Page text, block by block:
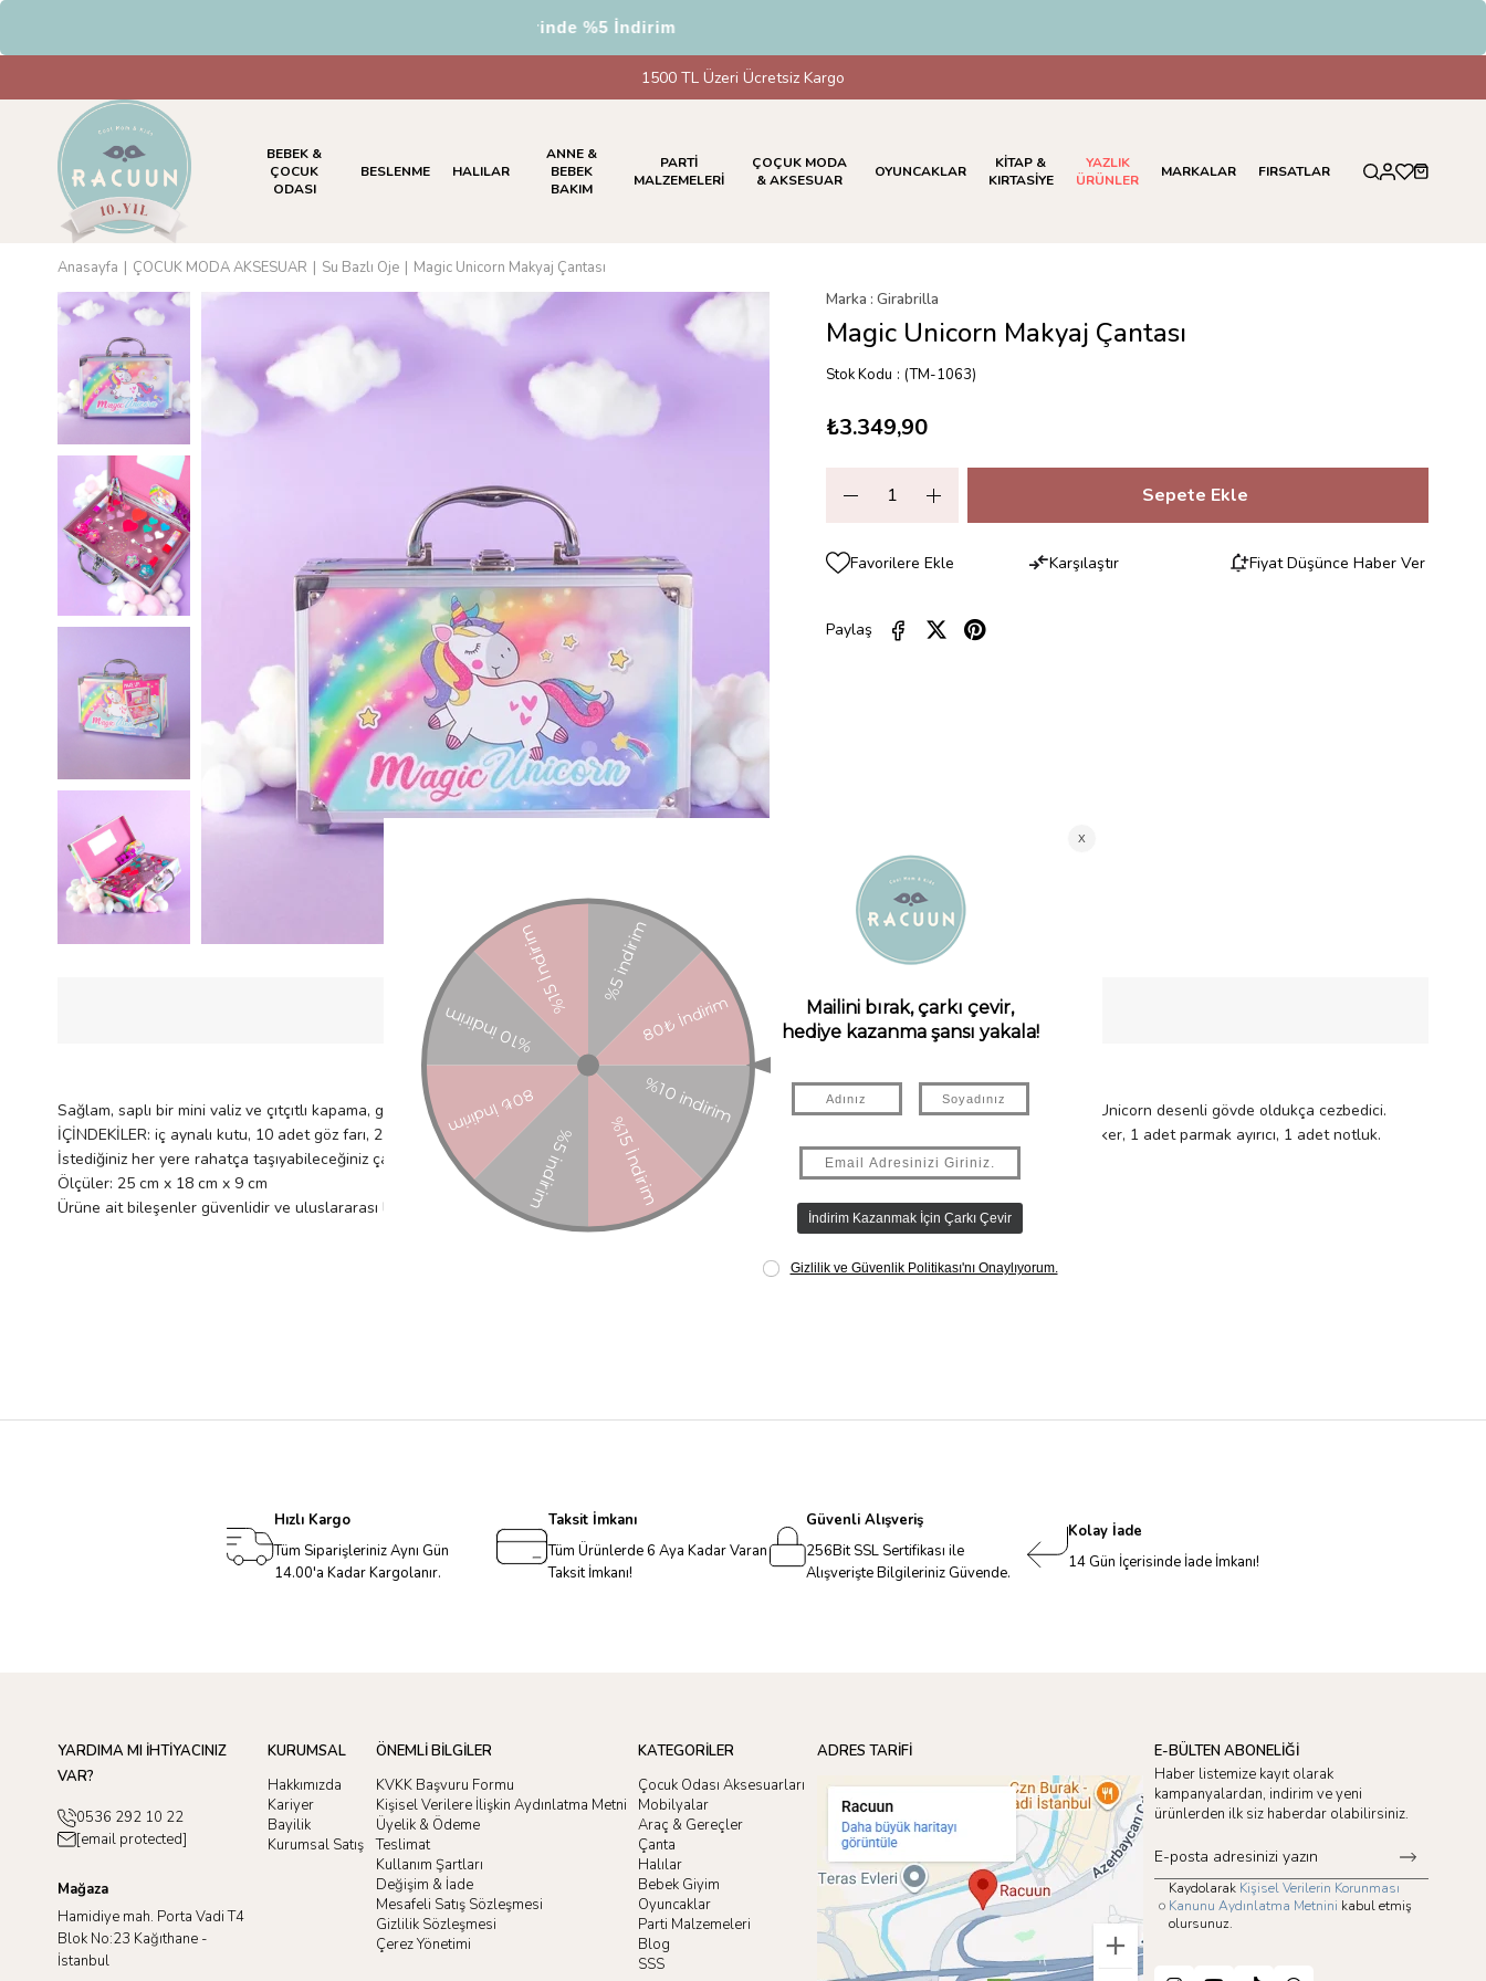
HAVALE & EFT Ödemelerinde %5 İndirim
1500 TL Üzeri Ücretsiz Kargo
BEBEK &
ÇOCUK
ODASI
BESLENME HALILAR
ANNE &
BEBEK
BAKIM
PARTİ
MALZEMELERİ
ÇOÇUK MODA
& AKSESUAR
OYUNCAKLAR
KİTAP &
KIRTASİYE
YAZLIK
ÜRÜNLER
MARKALAR FIRSATLAR
Anasayfa ÇOCUK MODA AKSESUAR Su Bazlı Oje Magic Unicorn Makyaj Çantası
Marka : Girabrilla
Magic Unicorn Makyaj Çantası
Stok Kodu (TM-1063)
₺3.349,90
Favorilere Ekle Karşılaştır Fiyat Düşünce Haber Ver
Paylaş
ÜRÜN ÖZELLIKLERI YORUMLAR(0)ÖDEME SEÇENEKLERIÜRÜN ÖNERILERI
Sağlam, saplı bir mini valiz ve çıtçıtlı kapama, güçlendirilmiş ayaklar ve köşelerle donatılmış, istediğiniz her yere götürebileceğiniz dayanıklı bir çanta. Unicorn desenli gövde oldukça cezbedici.
İÇİNDEKİLER: iç aynalı kutu, 10 adet göz farı, 2 adet allık, 2 adet fırça, 2 adet oje, 2 adet dudak parlatıcısı, 2 adet ruj, 2 adet kurşun kalem, 1 adet sticker, 1 adet parmak ayırıcı, 1 adet notluk.
İstediğiniz her yere rahatça taşıyabileceğiniz çantadaki makyaj malzemeleri uluslararası laboratuvarlarda test edilmiştir.
Ölçüler: 25 cm x 18 cm x 9 cm
Ürüne ait bileşenler güvenlidir ve uluslararası laboratuvarlarda test edilmiştir.
Hızlı Kargo
Tüm Siparişleriniz Aynı Gün
14.00'a Kadar Kargolanır.
Taksit İmkanı
Tüm Ürünlerde 6 Aya Kadar Varan
Taksit İmkanı!
Güvenli Alışveriş
256Bit SSL Sertifikası ile
Alışverişte Bilgileriniz Güvende.
Kolay İade
14 Gün İçerisinde İade İmkanı!
YARDIMA MI İHTİYACINIZ
VAR?
0536 292 10 22
[email protected]
Mağaza
Hamidiye mah. Porta Vadi T4
Blok No:23 Kağıthane -
İstanbul
KURUMSAL
Hakkımızda
Kariyer
Bayilik
Kurumsal Satış
ÖNEMLİ BİLGİLER
KVKK Başvuru Formu
Kişisel Verilere İlişkin Aydınlatma Metni
Üyelik & Ödeme
Teslimat
Kullanım Şartları
Değişim & İade
Mesafeli Satış Sözleşmesi
Gizlilik Sözleşmesi
Çerez Yönetimi
KATEGORİLER
Çocuk Odası Aksesuarları
Mobilyalar
Araç & Gereçler
Çanta
Halılar
Bebek Giyim
Oyuncaklar
Parti Malzemeleri
Blog
SSS
ADRES TARİFİ
E-BÜLTEN ABONELİĞİ
Haber listemize kayıt olarak
kampanyalardan, indirim ve yeni
ürünlerden ilk siz haberdar olabilirsiniz.
Kaydolarak Kişisel Verilerin Korunması
Kanunu Aydınlatma Metnini kabul etmiş
olursunuz.